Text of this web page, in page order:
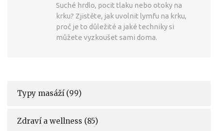
Suché hrdlo, pocit tlaku nebo otoky na
krku? Zjistěte, jak uvolnit lymfu na krku,
proč je to důležité a jaké techniky si
můžete vyzkoušet sami doma.
Typy masáží (99)
Zdraví a wellness (85)